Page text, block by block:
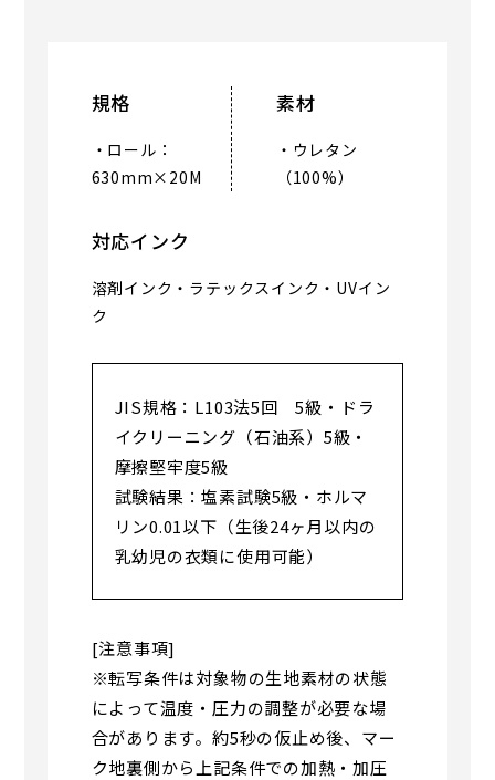
規格
・ロール：
630mm×20M
素材
・ウレタン
（100%）
対応インク
溶剤インク・ラテックスインク・UVイン
ク
JIS規格：L103法5回 5級・ドラ
イクリーニング（石油系）5級・
摩擦堅牢度5級
試験結果：塩素試験5級・ホルマ
リン0.01以下（生後24ヶ月以内の
乳幼児の衣類に使用可能）
[注意事項]
※転写条件は対象物の生地素材の状態
によって温度・圧力の調整が必要な場
合があります。約5秒の仮止め後、マー
ク地裏側から上記条件での加熱・加圧